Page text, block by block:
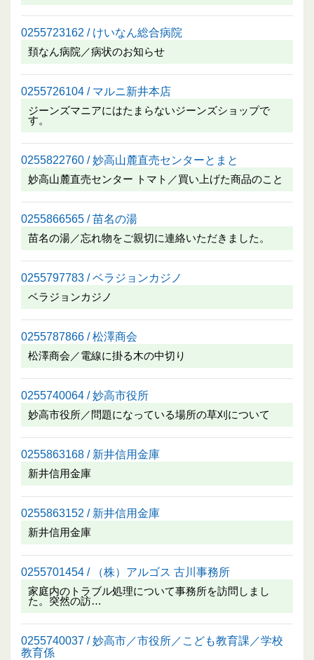
0255723162 / けいなん総合病院
頚なん病院／病状のお知らせ
0255726104 / マルニ新井本店
ジーンズマニアにはたまらないジーンズショップで
す。
0255822760 / 妙高山麓直売センターとまと
妙高山麓直売センター トマト／買い上げた商品のこと
0255866565 / 苗名の湯
苗名の湯／忘れ物をご親切に連絡いただきました。
0255797783 / ベラジョンカジノ
ベラジョンカジノ
0255787866 / 松澤商会
松澤商会／電線に掛る木の中切り
0255740064 / 妙高市役所
妙高市役所／問題になっている場所の草刈について
0255863168 / 新井信用金庫
新井信用金庫
0255863152 / 新井信用金庫
新井信用金庫
0255701454 / （株）アルゴス 古川事務所
家庭内のトラブル処理について事務所を訪問しまし
た。突然の訪…
0255740037 / 妙高市／市役所／こども教育課／学校
教育係